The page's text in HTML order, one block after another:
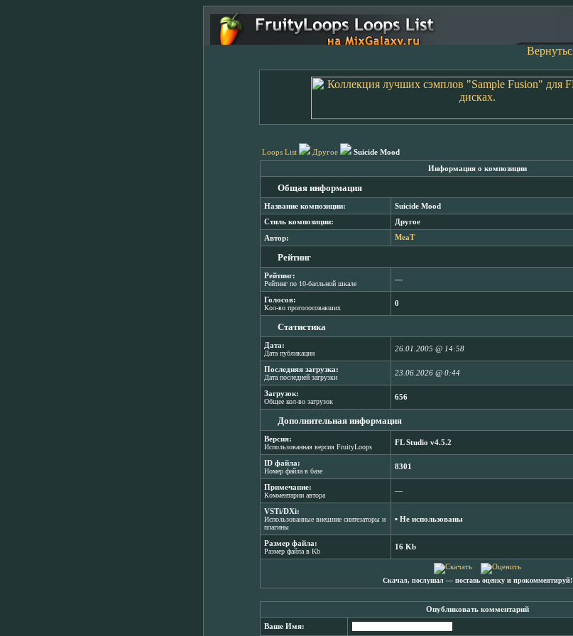
Loops List Другое Suicide Mood
Информация о композиции
Общая информация
Название композиции: Suicide Mood
Стиль композиции: Другое
Автор: MeaT
Рейтинг
Рейтинг:
Рейтинг по 10-балльной шкале
―
Голосов:
Кол-во проголосовавших
0
Статистика
Дата:
Дата публикации
26.01.2005 @ 14:58
Последняя загрузка:
Дата последней загрузки
23.06.2026 @ 0:44
Загрузок:
Общее кол-во загрузок
656
Дополнительная информация
Версия:
Использованная версия FruityLoops
FL Studio v4.5.2
ID файла:
Номер файла в базе
8301
Примечание:
Комментарии автора
―
VSTi/DXi:
Использованные внешние синтезаторы и
плагины
▪ Не использованы
Размер файла:
Размер файла в Kb
16 Kb
Скачал, послушал ― поставь оценку и прокомментируй!
Опубликовать комментарий
Ваше Имя: